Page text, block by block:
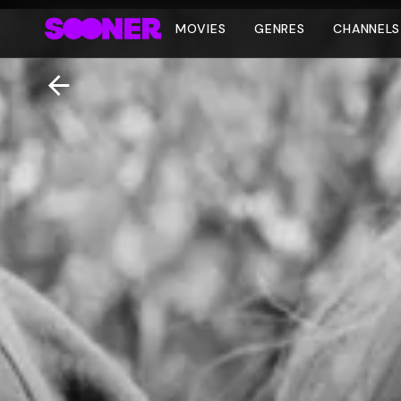
MOVIES GENRES CHANNELS